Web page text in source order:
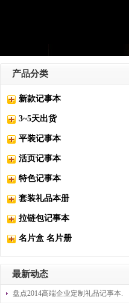
产品分类
新款记事本
3~5天出货
平装记事本
活页记事本
特色记事本
套装礼品本册
拉链包记事本
名片盒 名片册
最新动态
盘点2014高端企业定制礼品记事本.